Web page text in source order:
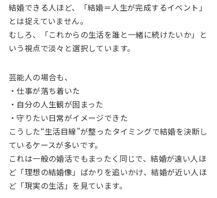
結婚できる人ほど、「結婚＝人生が完成するイベント」
とは捉えていません。
むしろ、「これからの生活を誰と一緒に続けたいか」と
いう視点で淡々と選択しています。
芸能人の場合も、
・仕事が落ち着いた
・自分の人生観が固まった
・守りたい日常がイメージできた
こうした“生活目線”が整ったタイミングで結婚を決断し
ているケースが多いです。
これは一般の婚活でもまったく同じで、結婚が遠い人ほ
ど「理想の結婚像」ばかりを追いかけ、結婚が近い人ほ
ど「現実の生活」を見ています。